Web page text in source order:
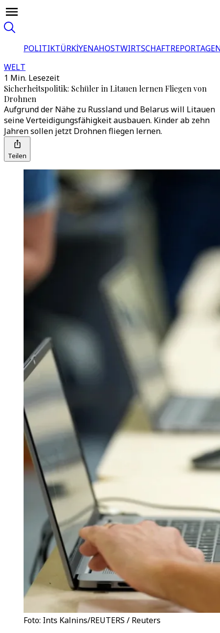
POLITIKTÜRKİYENAHOSTWIRTSCHAFT
WELT
1 Min. Lesezeit
Sicherheitspolitik: Schüler in Litauen lernen Fliegen von
Drohnen
Aufgrund der Nähe zu Russland und Belarus will Litauen
seine Verteidigungsfähigkeit ausbauen. Kinder ab zehn
Jahren sollen jetzt Drohnen fliegen lernen.
Teilen
Foto: Ints Kalnins/REUTERS / Reuters